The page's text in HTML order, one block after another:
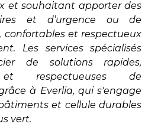
et souhaitant apporter des
et d’urgence ou de
confortables et respectueux
Les services spécialisés
de solutions rapides,
et respectueuses de
à Everlia, qui s'engage
et cellule durables
vert.